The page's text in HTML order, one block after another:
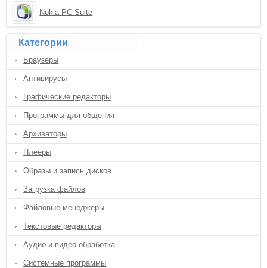
Nokia PC Suite
Категории
Браузеры
Антивирусы
Графические редакторы
Программы для общения
Архиваторы
Плееры
Образы и запись дисков
Загрузка файлов
Файловые менеджеры
Текстовые редакторы
Аудио и видео обработка
Системные программы